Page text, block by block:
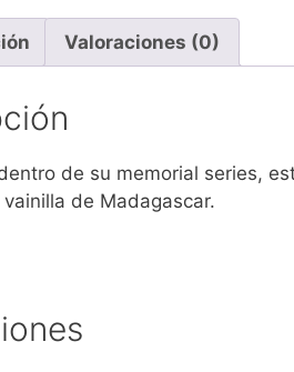
Valoraciones (0)
de su memorial series,
de Madagascar.